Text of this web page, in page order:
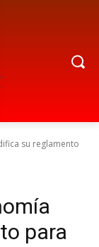
su reglamento
para